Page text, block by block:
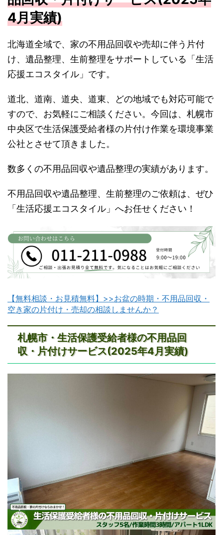
4月実績)
北海道全域で、家の不用品回収や売却に伴う片付
け、遺品整理、生前整理をサポートしている「生活
応援エコスタイル」です。
道北、道南、道央、道東、どの地域でも対応可能で
すので、お気軽にご相談ください。今回は、札幌市
中央区で生活保護受給者様の片付け作業を環境事業
公社とさせて頂きました。
数多くの不用品回収や遺品整理の実績があります。
不用品回収や遺品整理、生前整理のご依頼は、ぜひ
「生活応援エコスタイル」へお任せください！
【無料相談・お見積無料】>>お盆の時期・不用品回収・
空き家の片付け・売却の相談しませんか？
札幌市・生活保護受給者様の不用品回
収・片付けサービス(2025年4月実績)